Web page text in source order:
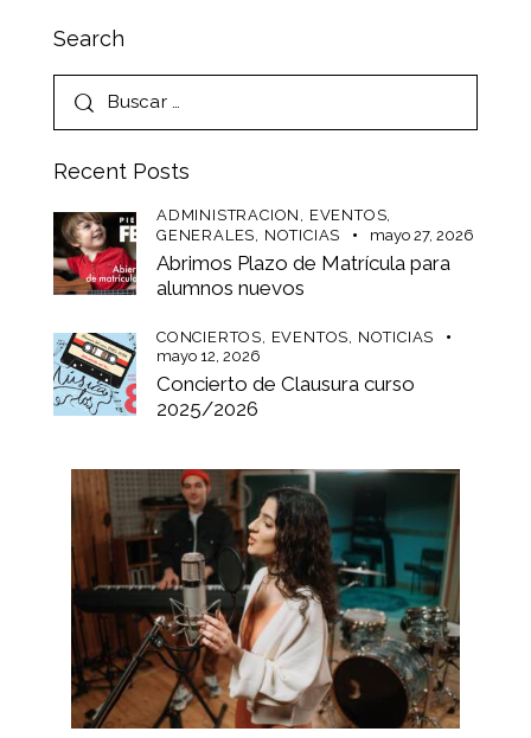
Search
Recent Posts
ADMINISTRACION, EVENTOS,
GENERALES, NOTICIAS mayo 27, 2026
Abrimos Plazo de Matrícula para
alumnos nuevos
CONCIERTOS, EVENTOS, NOTICIAS
mayo 12, 2026
Concierto de Clausura curso
2025/2026